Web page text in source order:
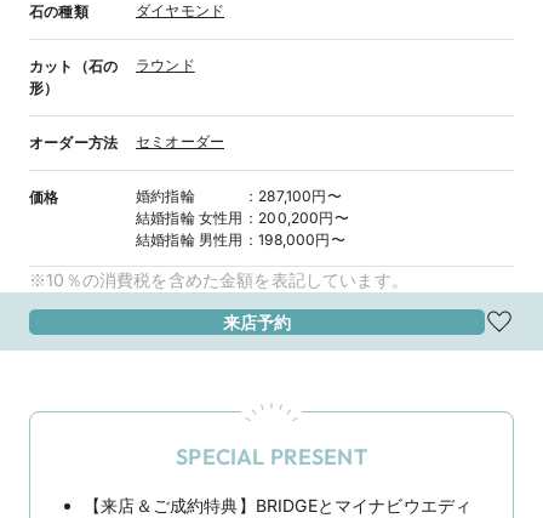
石の種類 ダイヤモンド
カット（石の
形）
ラウンド
オーダー方法 セミオーダー
価格 婚約指輪 ： 287,100円〜
結婚指輪 女性用 ： 200,200円〜
結婚指輪 男性用 ：198,000円〜
※10％の消費税を含めた金額を表記しています。
来店予約
SPECIAL PRESENT
【来店＆ご成約特典】BRIDGEとマイナビウエディ